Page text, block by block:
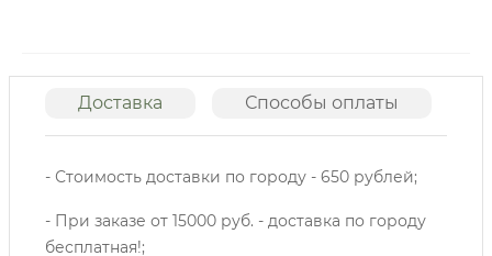
Доставка Способы оплаты
- Стоимость доставки по городу - 650 рублей;
- При заказе от 15000 руб. - доставка по городу
бесплатная!;